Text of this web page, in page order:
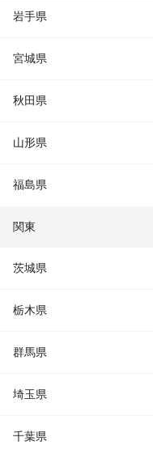
岩手県
宮城県
秋田県
山形県
福島県
関東
茨城県
栃木県
群馬県
埼玉県
千葉県